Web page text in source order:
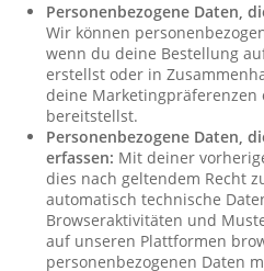
Personenbezogene Daten,
Wir können
wenn du deine Bestellung
erstellst oder in
deine
bereitstellst.
Personenbezogene Daten,
erfassen: Mit deiner
dies nach geltendem Recht
automatisch technische
Browseraktivitäten und
auf unseren Plattformen
personenbezogenen Daten